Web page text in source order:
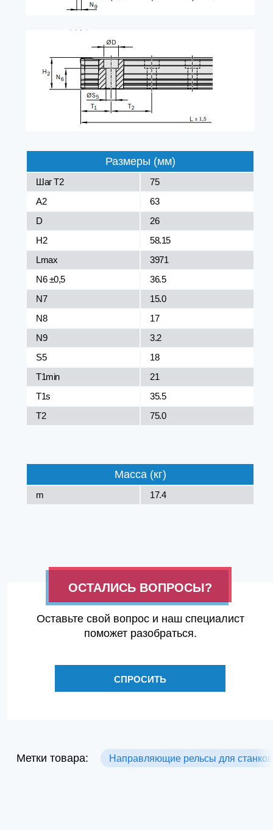
Размеры (мм)
Шаг Т2
75
A2
63
D
26
H2
58.15
Lmax
3971
N6 ±0,5
36.5
N7
15.0
N8
17
N9
3.2
S5
18
T1min
21
T1s
35.5
T2
75.0
Масса (кг)
m 17.4
ОСТАЛИСЬ ВОПРОСЫ?
Оставьте свой вопрос и наш специалист
поможет разобраться.
СПРОСИТЬ
Метки товара: Направляющие рельсы для станков